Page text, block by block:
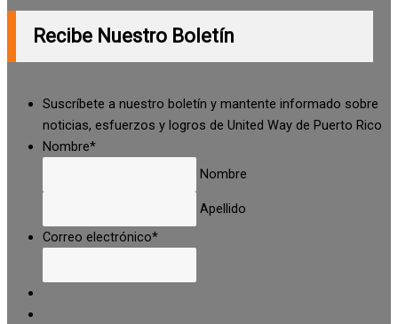
Recibe Nuestro Boletín
Suscríbete a nuestro boletín y mantente informado sobre
noticias, esfuerzos y logros de United Way de Puerto Rico
Nombre*
Nombre
Apellido
Correo electrónico*